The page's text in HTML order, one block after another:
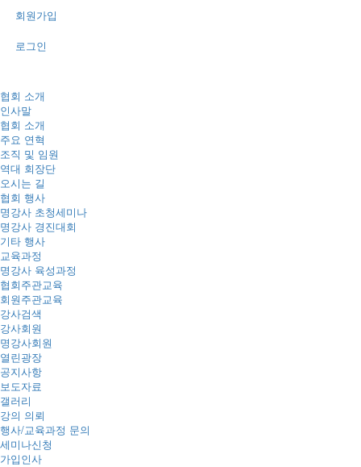
회원가입
로그인
협회 소개
인사말
협회 소개
주요 연혁
조직 및 임원
역대 회장단
오시는 길
협회 행사
명강사 초청세미나
명강사 경진대회
기타 행사
교육과정
명강사 육성과정
협회주관교육
회원주관교육
강사검색
강사회원
명강사회원
열린광장
공지사항
보도자료
갤러리
강의 의뢰
행사/교육과정 문의
세미나신청
가입인사